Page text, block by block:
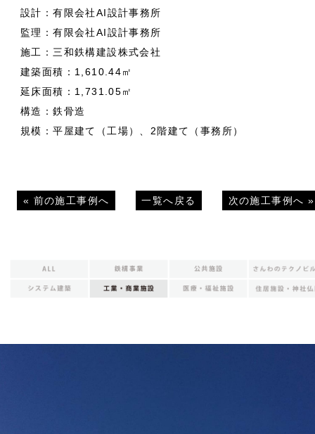
設計：有限会社AI設計事務所
監理：有限会社AI設計事務所
施工：三和鉄構建設株式会社
建築面積：1,610.44㎡
延床面積：1,731.05㎡
構造：鉄骨造
規模：平屋建て（工場）、2階建て（事務所）
« 前の施工事例へ 一覧へ戻る 次の施工事例へ »